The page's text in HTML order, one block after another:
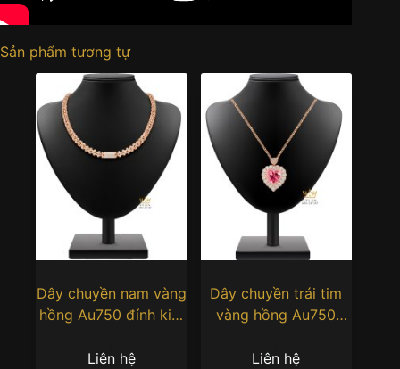
Sản phẩm tương tự
Dây chuyền nam vàng
hồng Au750 đính kim
Liên hệ
Dây chuyền trái tim
vàng hồng Au750
sapphire hồng
Liên hệ